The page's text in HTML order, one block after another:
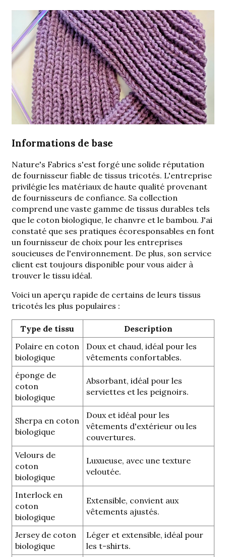
Informations de base
Nature's Fabrics s'est forgé une solide réputation
de fournisseur fiable de tissus tricotés. L'entreprise
privilégie les matériaux de haute qualité provenant
de fournisseurs de confiance. Sa collection
comprend une vaste gamme de tissus durables tels
que le coton biologique, le chanvre et le bambou. J'ai
constaté que ses pratiques écoresponsables en font
un fournisseur de choix pour les entreprises
soucieuses de l'environnement. De plus, son service
client est toujours disponible pour vous aider à
trouver le tissu idéal.
Voici un aperçu rapide de certains de leurs tissus
tricotés les plus populaires :
Type de tissu
Description
Polaire en coton
biologique
Doux et chaud, idéal pour les
vêtements confortables.
éponge de
coton
biologique
Absorbant, idéal pour les
serviettes et les peignoirs.
Sherpa en coton
biologique
Doux et idéal pour les
vêtements d'extérieur ou les
couvertures.
Velours de
coton
biologique
Luxueuse, avec une texture
veloutée.
Interlock en
coton
biologique
Extensible, convient aux
vêtements ajustés.
Jersey de coton
biologique
Léger et extensible, idéal pour
les t-shirts.